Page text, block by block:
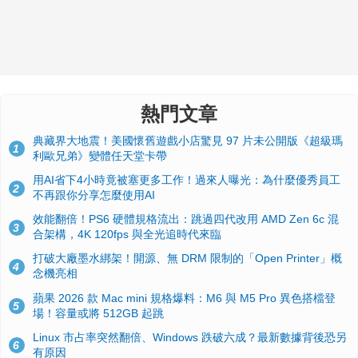
熱門文章
1
典藏界大地震！美國懷舊遊戲小店驚見 97 片未公開版《超級瑪
利歐兄弟》變體任天堂卡帶
2
用AI省下4小時竟被塞更多工作！過來人曝光：為什麼優秀員工
不再跟你分享怎麼使用AI
3
效能翻倍！PS6 硬體規格流出：跳過四代改用 AMD Zen 6c 混
合架構，4K 120fps 與全光追時代來臨
4
打破大廠墨水綁架！開源、無 DRM 限制的「Open Printer」概
念機亮相
5
蘋果 2026 款 Mac mini 規格爆料：M6 與 M5 Pro 異色搭檔登
場！容量或將 512GB 起跳
6
Linux 市占率突然翻倍、Windows 跌破六成？最新數據背後恐另
有原因